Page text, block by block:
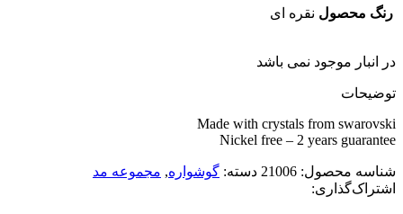
رنگ محصول نقره ای
در انبار موجود نمی باشد
توضیحات
Made with crystals from swarovski
Nickel free – 2 years guarantee
شناسه محصول: 21006 دسته: گوشواره, مجموعه مد
اشتراک‌گذاری: